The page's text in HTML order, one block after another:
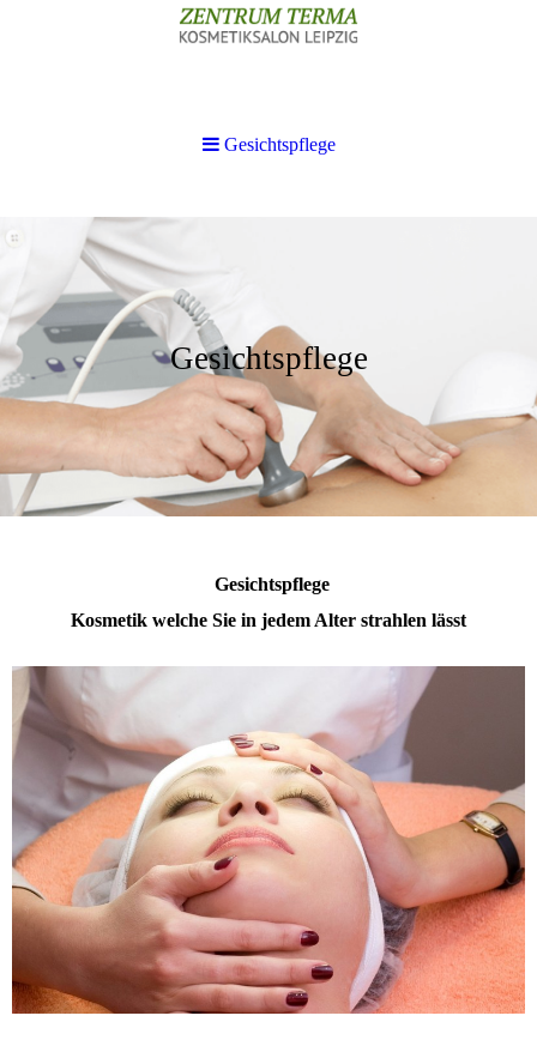
Gesichtspflege
Gesichtspflege
Kosmetik welche Sie in jedem Alter strahlen lässt
Gesichtspflege